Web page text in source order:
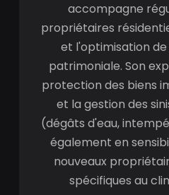
accompagne
propriétaires
et l'optimisation
patrimoniale. Son
protection des biens
et la gestion des
(dégâts d'eau,
également en
nouveaux
spécifiques au